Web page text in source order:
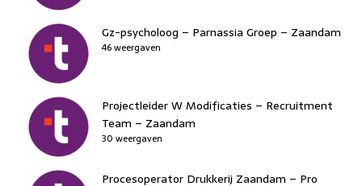
Gz-psycholoog – Parnassia Groep – Zaandam
46 weergaven
Projectleider W Modificaties – Recruitment
Team – Zaandam
30 weergaven
Procesoperator Drukkerij Zaandam – Pro